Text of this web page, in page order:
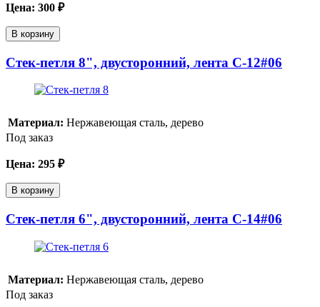
Цена: 300 ₽
В корзину
Cтек-петля 8", двусторонний, лента C-12#06
Материал: Нержавеющая сталь, дерево
Под заказ
Цена: 295 ₽
В корзину
Стек-петля 6", двусторонний, лента C-14#06
Материал: Нержавеющая сталь, дерево
Под заказ